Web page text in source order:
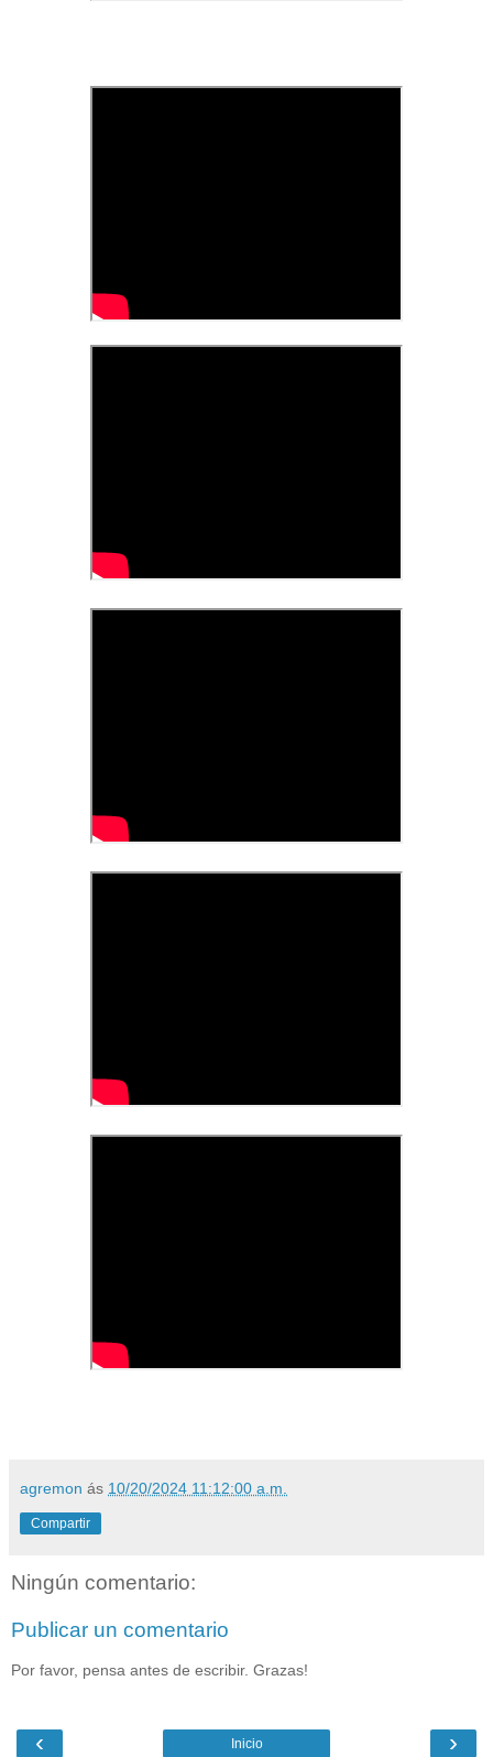
agremon ás 10/20/2024 11:12:00 a.m.
Compartir
Ningún comentario:
Publicar un comentario
Por favor, pensa antes de escribir. Grazas!
‹ ›
Inicio